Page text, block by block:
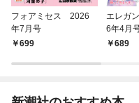
フォアミセス 2026
年7月号
699
エレガ
6年4月
689